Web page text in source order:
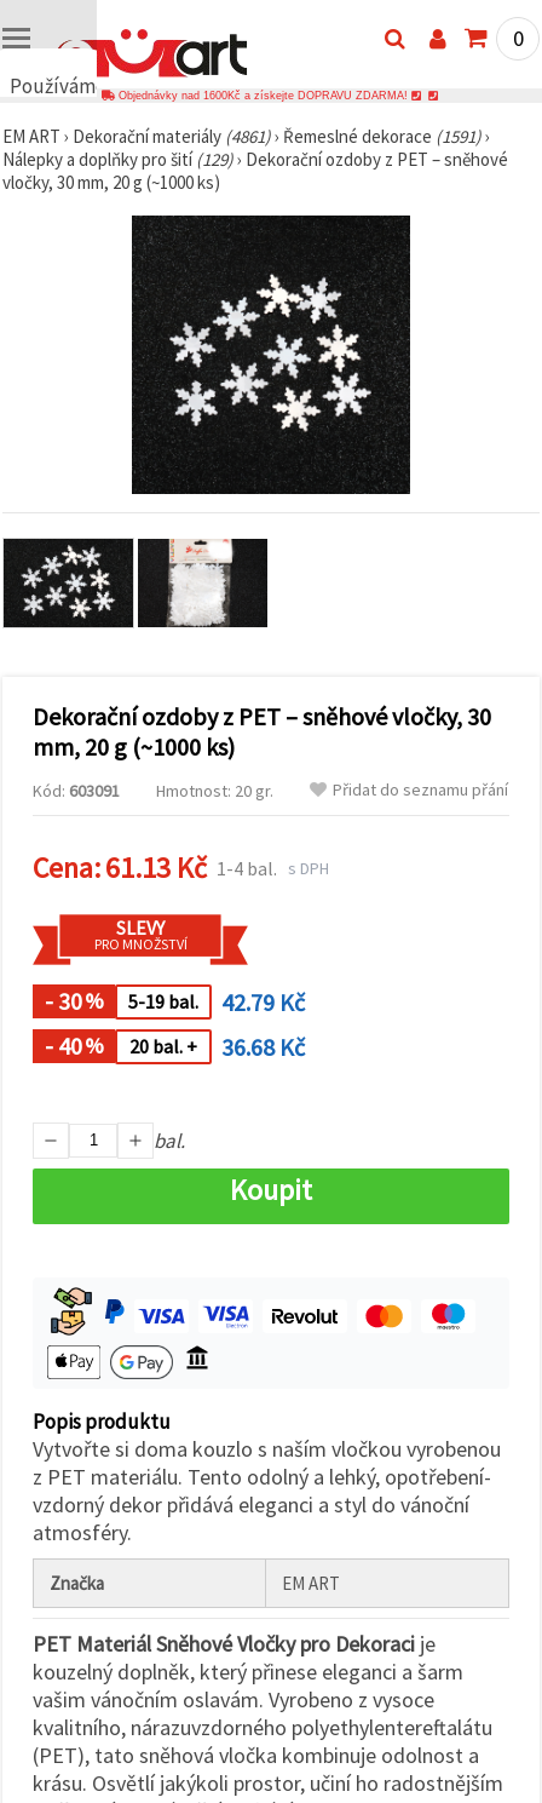
Používáme
🍪
Používáme
cookies a
zobrazovali
obsah a
reklamu, a
to i s
pomocí
našich
marketing.
souhlasit s
všech
cookies
"Přijmout
uvést své
preference v
Nastavení
výběrem
daného
typu
cookies a
kliknutím
Přijmout
0
Objednávky nad 1600Kč a získejte DOPRAVU ZDARMA!
EM ART › Dekorační materiály (4861)› Řemeslné dekorace (1591)›
Nálepky a doplňky pro šití (129)› Dekorační ozdoby z PET – sněhové
vločky, 30 mm, 20 g (~1000 ks)
Dekorační ozdoby z PET – sněhové vločky, 30
mm, 20 g (~1000 ks)
Kód: 603091 Hmotnost: 20 gr. Přidat do seznamu přání
Cena:61.13 Kč 1-4 bal. s DPH
SLEVY
PRO MNOŽSTVÍ
- 30% 5-19 bal.
42.79 Kč
- 40% 20 bal. + 36.68 Kč
bal.
Koupit
Popis produktu
Vytvořte si doma kouzlo s naším vločkou vyrobenou
z PET materiálu. Tento odolný a lehký, opotřebení-
vzdorný dekor přidává eleganci a styl do vánoční
atmosféry.
Značka EM ART
PET Materiál Sněhové Vločky pro Dekoraci je
kouzelný doplněk, který přinese eleganci a šarm
vašim vánočním oslavám. Vyrobeno z vysoce
kvalitního, nárazuvzdorného polyethylentereftalátu
(PET), tato sněhová vločka kombinuje odolnost a
krásu. Osvětlí jakýkoli prostor, učiní ho radostnějším